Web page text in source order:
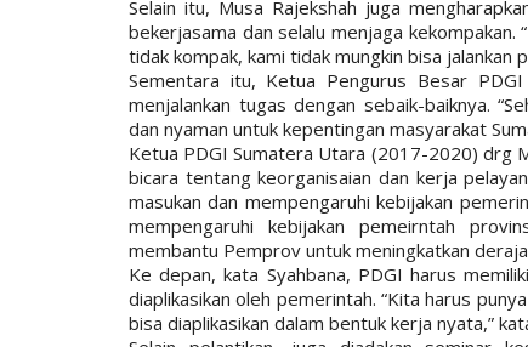
Selain itu, Musa Rajekshah juga
bekerjasama dan selalu menjaga
tidak kompak, kami tidak mungkin bisa jalankan
Sementara itu, Ketua Pengurus Besar
menjalankan tugas dengan sebaik-baiknya.
dan nyaman untuk kepentingan masyarakat
Ketua PDGI Sumatera Utara (2017-2020) drg
bicara tentang keorganisaian dan kerja
masukan dan mempengaruhi kebijakan
mempengaruhi kebijakan pemeirntah
membantu Pemprov untuk meningkatkan
Ke depan, kata Syahbana, PDGI harus
diaplikasikan oleh pemerintah. “Kita harus
bisa diaplikasikan dalam bentuk kerja nyata,”